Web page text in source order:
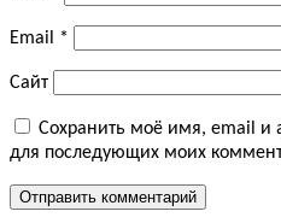
Email *
Сайт
Сохранить моё имя, email и
для последующих моих